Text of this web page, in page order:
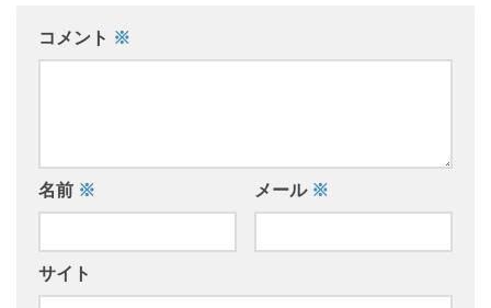
コメント ※
名前 ※ メール ※
サイト